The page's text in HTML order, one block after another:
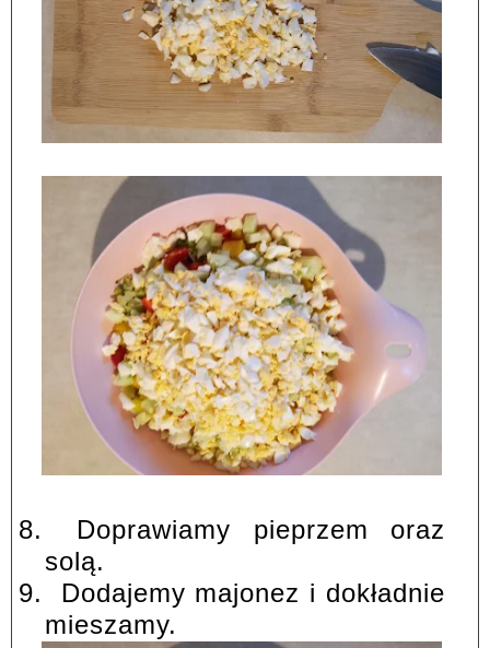
8.
Doprawiamy pieprzem oraz
solą.
9.
Dodajemy majonez i dokładnie
mieszamy.